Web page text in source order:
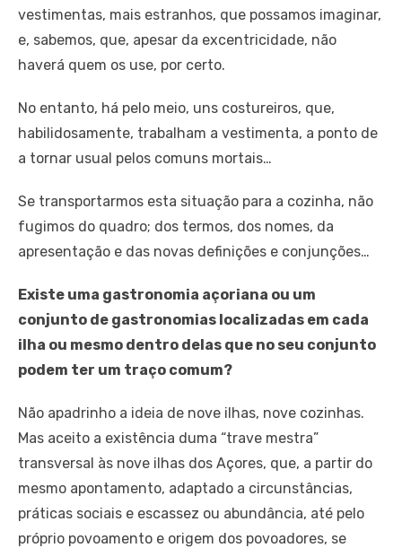
vestimentas, mais estranhos, que possamos imaginar,
e, sabemos, que, apesar da excentricidade, não
haverá quem os use, por certo.
No entanto, há pelo meio, uns costureiros, que,
habilidosamente, trabalham a vestimenta, a ponto de
a tornar usual pelos comuns mortais…
Se transportarmos esta situação para a cozinha, não
fugimos do quadro; dos termos, dos nomes, da
apresentação e das novas definições e conjunções…
Existe uma gastronomia açoriana ou um
conjunto de gastronomias localizadas em cada
ilha ou mesmo dentro delas que no seu conjunto
podem ter um traço comum?
Não apadrinho a ideia de nove ilhas, nove cozinhas.
Mas aceito a existência duma “trave mestra”
transversal às nove ilhas dos Açores, que, a partir do
mesmo apontamento, adaptado a circunstâncias,
práticas sociais e escassez ou abundância, até pelo
próprio povoamento e origem dos povoadores, se